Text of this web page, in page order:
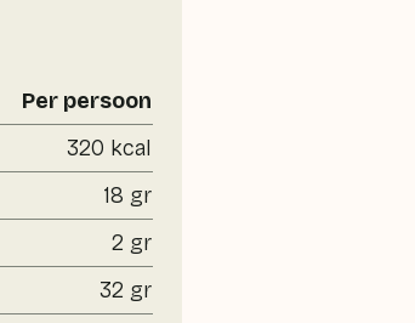
Per persoon
320 kcal
18 gr
2 gr
32 gr